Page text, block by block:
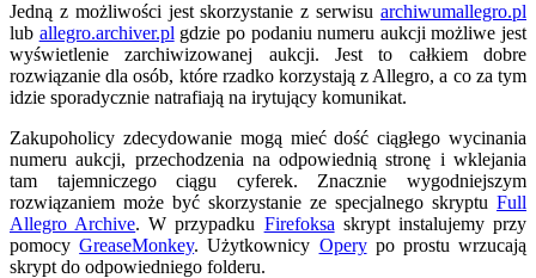
Jedną z możliwości jest skorzystanie z serwisu archiwumallegro.pl
lub allegro.archiver.pl gdzie po podaniu numeru aukcji możliwe jest
wyświetlenie zarchiwizowanej aukcji. Jest to całkiem dobre
rozwiązanie dla osób, które rzadko korzystają z Allegro, a co za tym
idzie sporadycznie natrafiają na irytujący komunikat.
Zakupoholicy zdecydowanie mogą mieć dość ciągłego wycinania
numeru aukcji, przechodzenia na odpowiednią stronę i wklejania
tam tajemniczego ciągu cyferek. Znacznie wygodniejszym
rozwiązaniem może być skorzystanie ze specjalnego skryptu Full
Allegro Archive. W przypadku Firefoksa skrypt instalujemy przy
pomocyGreaseMonkey. Użytkownicy Operypo prostu wrzucają
skrypt do odpowiedniego folderu.